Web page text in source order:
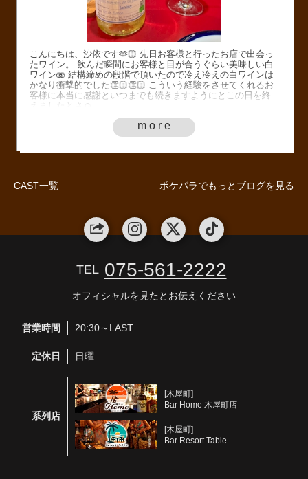
こんにちは、沙依です🫶🏻 先日お客様と行ったお店で出会っ
たワイン。 飲んだ瞬間にお客様と目が合うぐらい美味しい白
ワイン🫨 結構締めの段階で頂いたので冷え冷えの白ワインは
かなり衝撃的でした👏🏻👏🏻 こういう経験をさせてくれるお
客様に本当に感謝といつまでも続きますようにとこの日を終
えましたとさ☺️
more
ポケパラでもっとブログを見る
CAST一覧
TEL 075-561-2222
オフィシャルを見たとお伝えください
営業時間 20:30～LAST
定休日 日曜
系列店
[木屋町]
Bar Home 木屋町店
[木屋町]
Bar Resort Table